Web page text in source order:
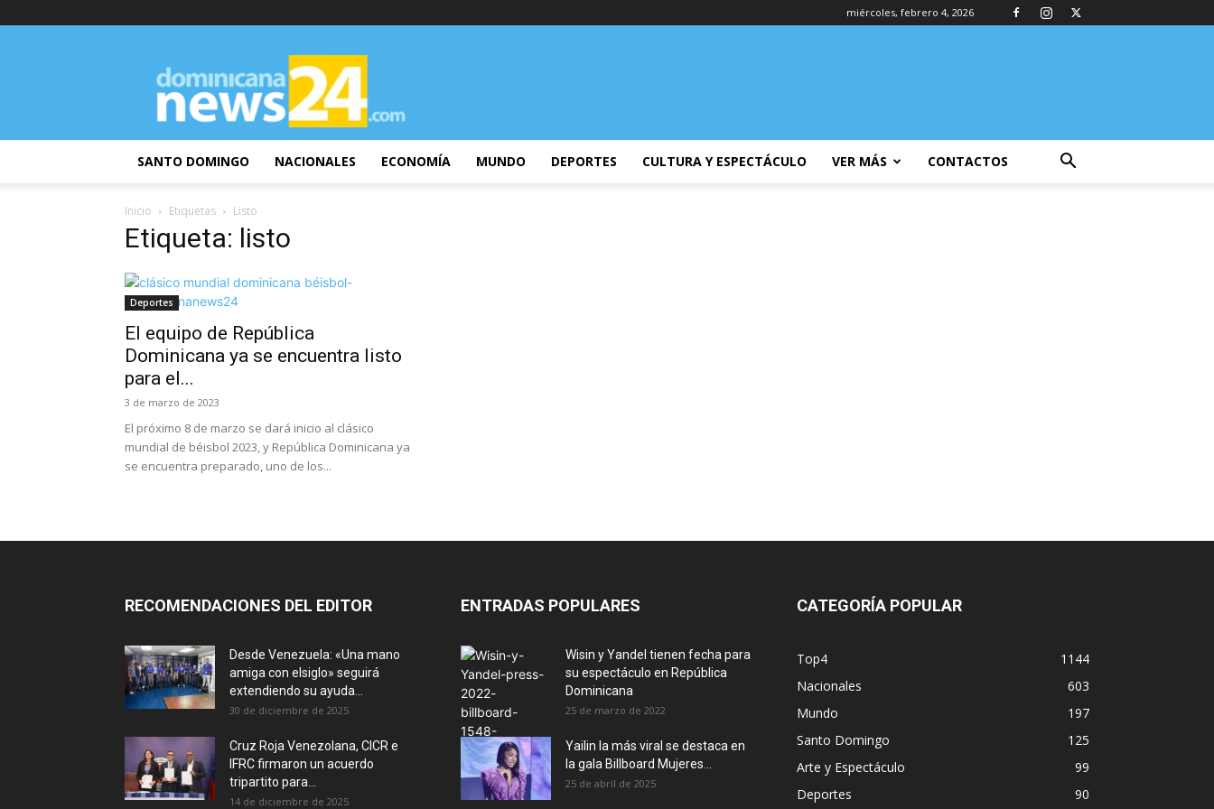
miércoles, febrero 4, 2026
DominicanaNews24
SANTO DOMINGO NACIONALES ECONOMÍA MUNDO DEPORTES CULTURA Y ESPECTÁCULO VER MÁS CONTACTOS
Inicio Etiquetas Listo
Etiqueta: listo
Deportes
El equipo de República
Dominicana ya se encuentra listo
para el...
3 de marzo de 2023
El próximo 8 de marzo se dará inicio al clásico
mundial de béisbol 2023, y República Dominicana ya
se encuentra preparado, uno de los...
RECOMENDACIONES DEL EDITOR
Desde Venezuela: «Una mano
amiga con elsiglo» seguirá
extendiendo su ayuda...
30 de diciembre de 2025
Cruz Roja Venezolana, CICR e
IFRC firmaron un acuerdo
tripartito para...
14 de diciembre de 2025
ENTRADAS POPULARES
Wisin y Yandel tienen fecha para
su espectáculo en República
Dominicana
25 de marzo de 2022
Yailin la más viral se destaca en
la gala Billboard Mujeres...
25 de abril de 2025
CATEGORÍA POPULAR
Top4
1144
Nacionales
603
Mundo
197
Santo Domingo
125
Arte y Espectáculo
99
Deportes
90